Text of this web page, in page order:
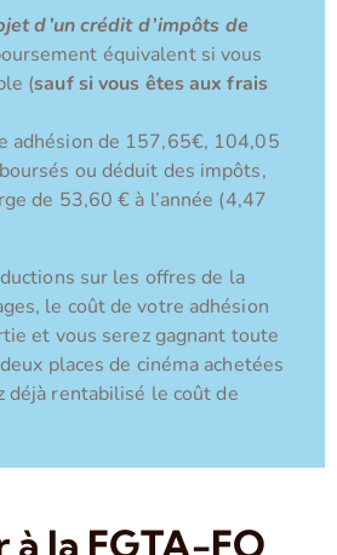
d’un crédit d’impôts de
équivalent si vous
(sauf si vous êtes aux frais
adhésion de 157,65€, 104,05
ou déduit des impôts,
de 53,60 € à l’année (4,47
sur les offres de la
le coût de votre adhésion
et vous serez gagnant toute
places de cinéma achetées
déjà rentabilisé le coût de
la FGTA-FO,